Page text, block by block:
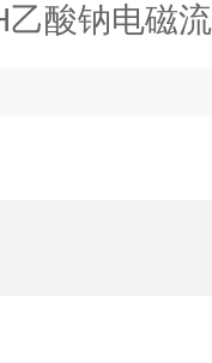
酸钠电磁流量计